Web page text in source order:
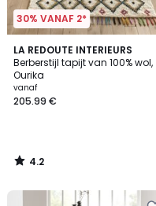
30% VANAF 2*
LA REDOUTE INTERIEURS
Berberstijl tapijt van 100% wol,
Ourika
vanaf
205.99 €
4.2
/ 5
4.2
/